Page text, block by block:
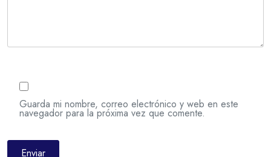
Guarda mi nombre, correo electrónico y web en este
navegador para la próxima vez que comente.